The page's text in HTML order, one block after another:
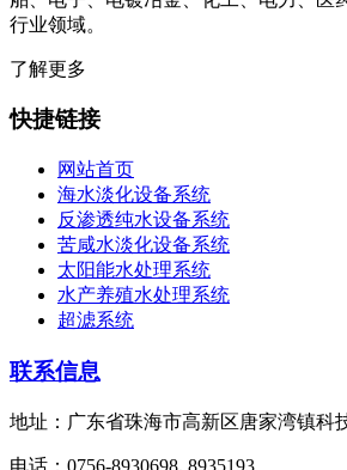
行业领域。
了解更多
快捷链接
网站首页
海水淡化设备系统
反渗透纯水设备系统
苦咸水淡化设备系统
太阳能水处理系统
水产养殖水处理系统
超滤系统
联系信息
地址：广东省珠海市高新区唐家湾镇科
电话：0756-8930698, 8935193